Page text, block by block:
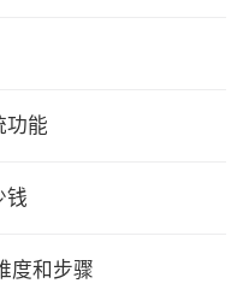
功能
钱
度和步骤